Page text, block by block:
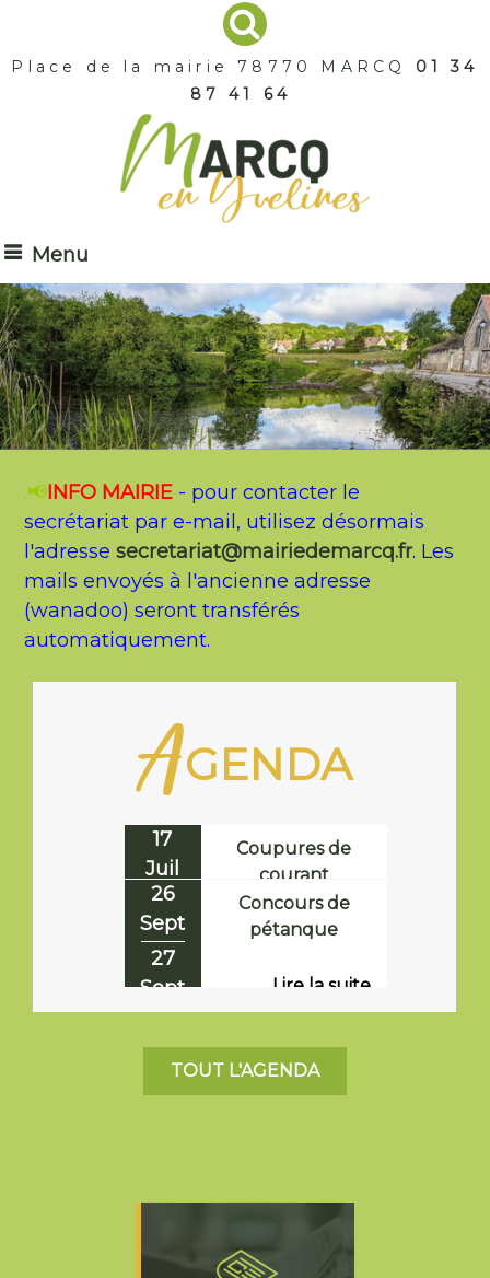
Place de la mairie 78770 MARCQ 01 34
87 41 64
Menu
Marcq
.📢INFO MAIRIE - pour contacter le
secrétariat par e-mail, utilisez désormais
l'adressesecretariat@mairiedemarcq.fr. Les
mails envoyés à l'ancienne adresse
(wanadoo) seront transférés
automatiquement.
AGENDA
26
Sept
27
Sept
Concours de